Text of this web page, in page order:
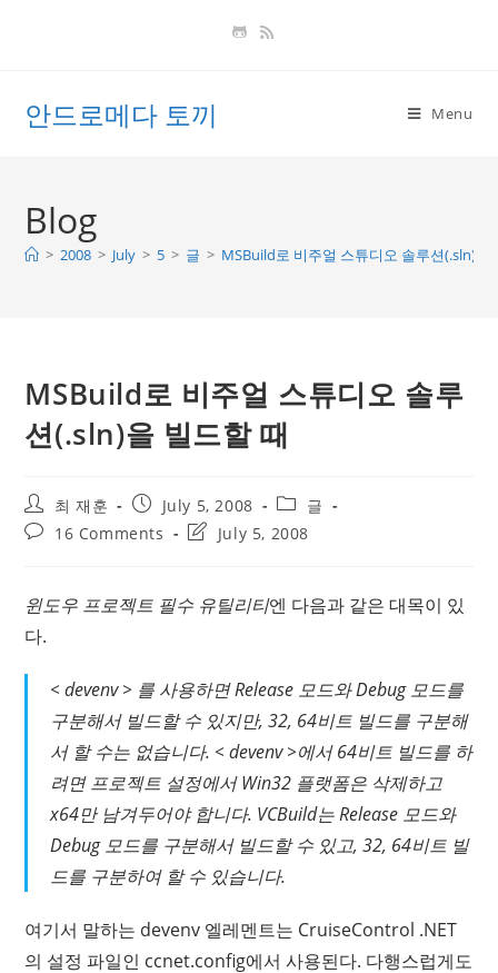
안드로메다 토끼 Menu
Blog
> 2008 > July > 5 > 글 > MSBuild로 비주얼 스튜디오 솔루션(.sln)을
MSBuild로 비주얼 스튜디오 솔루
션(.sln)을 빌드할 때
Post
author:
최 재훈
Post
published:
July 5, 2008
Post
category:
글
Post16 Comments
PostJuly 5, 2008
윈도우 프로젝트 필수 유틸리티엔 다음과 같은 대목이 있
다.
< devenv > 를 사용하면 Release 모드와 Debug 모드를
구분해서 빌드할 수 있지만, 32, 64비트 빌드를 구분해
서 할 수는 없습니다. < devenv >에서 64비트 빌드를 하
려면 프로젝트 설정에서 Win32 플랫폼은 삭제하고
x64만 남겨두어야 합니다. VCBuild는 Release 모드와
Debug 모드를 구분해서 빌드할 수 있고, 32, 64비트 빌
드를 구분하여 할 수 있습니다.
여기서 말하는 devenv 엘레멘트는 CruiseControl .NET
의 설정 파일인 ccnet.config에서 사용된다. 다행스럽게도